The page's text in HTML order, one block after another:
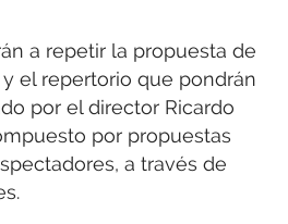
a repetir la propuesta de
el repertorio que pondrán
por el director Ricardo
por propuestas
a través de